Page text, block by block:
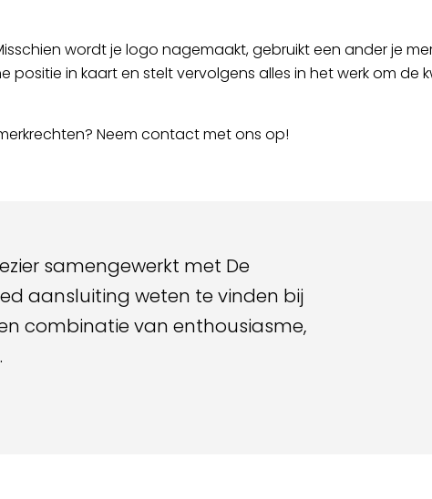
wordt je logo nagemaakt, gebruikt een ander je
positie in kaart en stelt vervolgens alles in het werk om de
Neem contact met ons op!
samengewerkt met De
aansluiting weten te vinden bij
combinatie van enthousiasme,